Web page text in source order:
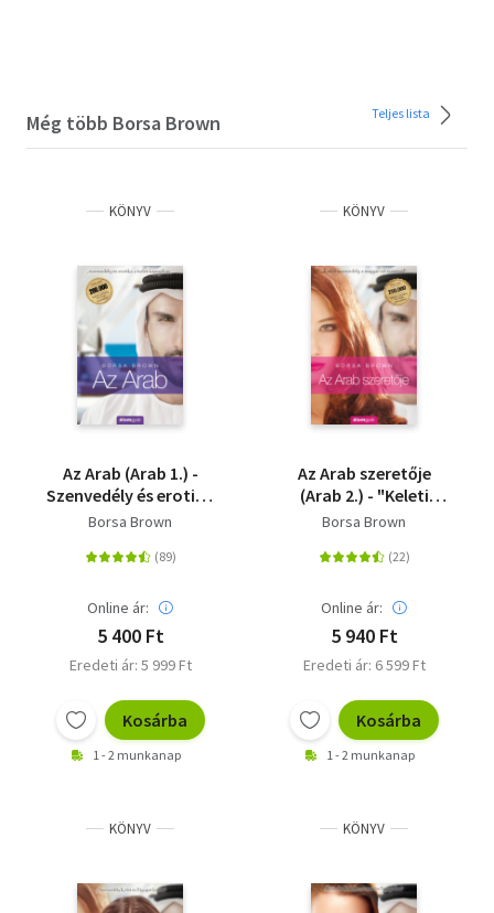
Még több Borsa Brown Teljes lista
KÖNYV
Az Arab (Arab 1.) -
Szenvedély és erotika
a Kelet kapujában
Borsa Brown
Online ár:
5 400 Ft
Eredeti ár: 5 999 Ft
Kosárba
1 - 2 munkanap
KÖNYV
Az Arab szeretője
(Arab 2.) - "Keleti
szenvedély a magyar
Borsa Brown
Online ár:
5 940 Ft
Eredeti ár: 6 599 Ft
Kosárba
1 - 2 munkanap
KÖNYV KÖNYV